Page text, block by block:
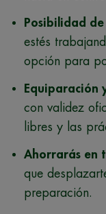
Posibilidad
estés
opción para
Equiparación
con validez
libres y las
Ahorrarás en
que
preparación.